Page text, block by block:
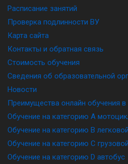
Расписание занятий
Проверка подлинности ВУ
Карта сайта
Контакты и обратная связь
Стоимость обучения
Сведения об образовательной
Новости
Преимущества онлайн обучения
Обучение на категорию A
Обучение на категорию B
Обучение на категорию C
Обучение на категорию D автобус